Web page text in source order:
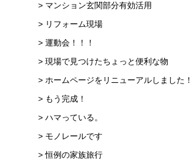
> マンション玄関部分有効活用
> リフォーム現場
> 運動会！！！
> 現場で見つけたちょっと便利な物
> ホームページをリニューアルしました！
> もう完成！
> ハマっている。
> モノレールです
> 恒例の家族旅行